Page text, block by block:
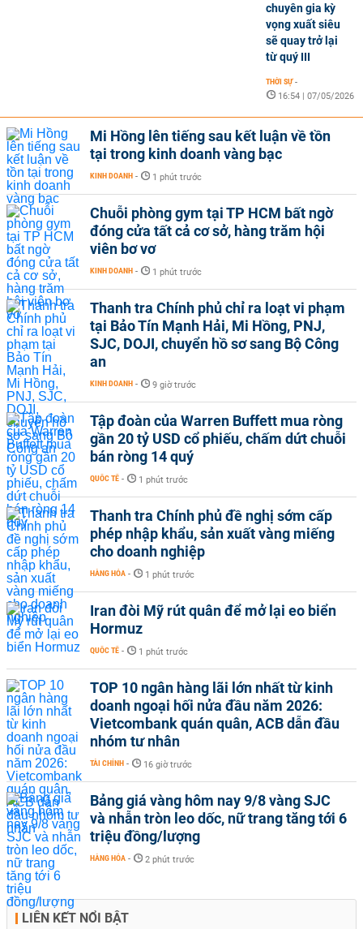
chuyên gia kỳ
vọng xuất siêu
sẽ quay trở lại
từ quý III
THỜI SỰ -
16:54 | 07/05/2026
Mi Hồng lên tiếng sau kết luận về tồn
tại trong kinh doanh vàng bạc
KINH DOANH - 1 phút trước
Chuỗi phòng gym tại TP HCM bất ngờ
đóng cửa tất cả cơ sở, hàng trăm hội
viên bơ vơ
KINH DOANH - 1 phút trước
Thanh tra Chính phủ chỉ ra loạt vi phạm
tại Bảo Tín Mạnh Hải, Mi Hồng, PNJ,
SJC, DOJI, chuyển hồ sơ sang Bộ Công
an
KINH DOANH - 9 giờ trước
Tập đoàn của Warren Buffett mua ròng
gần 20 tỷ USD cổ phiếu, chấm dứt chuỗi
bán ròng 14 quý
QUỐC TẾ - 1 phút trước
Thanh tra Chính phủ đề nghị sớm cấp
phép nhập khẩu, sản xuất vàng miếng
cho doanh nghiệp
HÀNG HÓA - 1 phút trước
Iran đòi Mỹ rút quân để mở lại eo biển
Hormuz
QUỐC TẾ - 1 phút trước
TOP 10 ngân hàng lãi lớn nhất từ kinh
doanh ngoại hối nửa đầu năm 2026:
Vietcombank quán quân, ACB dẫn đầu
nhóm tư nhân
TÀI CHÍNH - 16 giờ trước
Bảng giá vàng hôm nay 9/8 vàng SJC
và nhẫn tròn leo dốc, nữ trang tăng tới 6
triệu đồng/lượng
HÀNG HÓA - 2 phút trước
LIÊN KẾT NỔI BẬT